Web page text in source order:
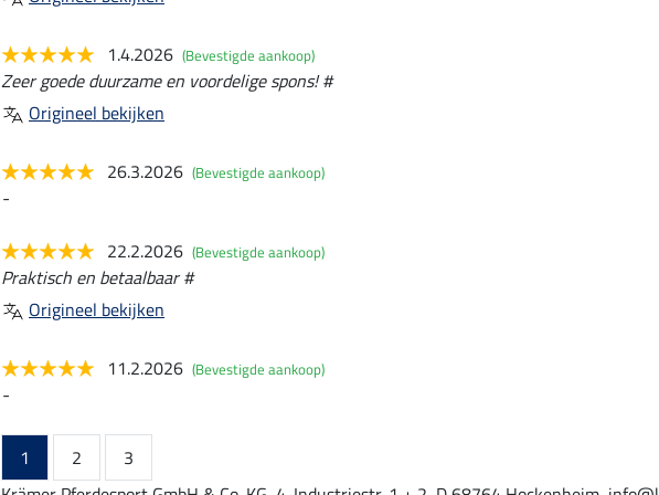
1.4.2026 (Bevestigde aankoop)
Zeer goede duurzame en voordelige spons! #
Origineel bekijken
26.3.2026 (Bevestigde aankoop)
-
22.2.2026 (Bevestigde aankoop)
Praktisch en betaalbaar #
Origineel bekijken
11.2.2026 (Bevestigde aankoop)
-
1 2
3